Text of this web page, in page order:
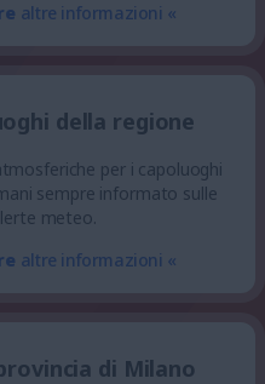
altre informazioni «
della regione
per i capoluoghi
sempre informato sulle
meteo.
altre informazioni «
di Milano